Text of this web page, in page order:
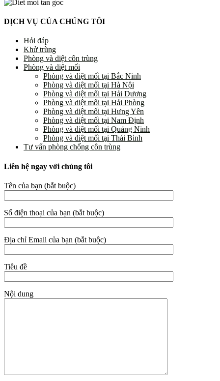
DỊCH VỤ CỦA CHÚNG TÔI
Hỏi đáp
Khử trùng
Phòng và diệt côn trùng
Phòng và diệt mối
Phòng và diệt mối tại Bắc Ninh
Phòng và diệt mối tại Hà Nội
Phòng và diệt mối tại Hải Dương
Phòng và diệt mối tại Hải Phòng
Phòng và diệt mối tại Hưng Yên
Phòng và diệt mối tại Nam Định
Phòng và diệt mối tại Quảng Ninh
Phòng và diệt mối tại Thái Bình
Tư vấn phòng chống côn trùng
Liên hệ ngay với chúng tôi
Tên của bạn (bắt buộc)
Số điện thoại của bạn (bắt buộc)
Địa chỉ Email của bạn (bắt buộc)
Tiêu đề
Nội dung